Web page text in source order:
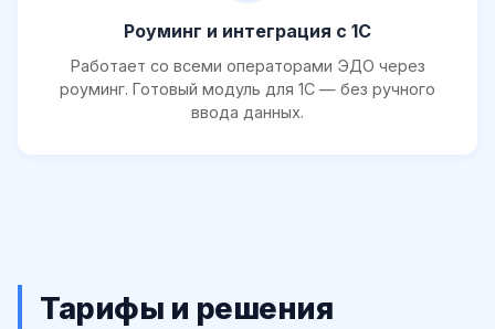
Роуминг и интеграция с 1С
Работает со всеми операторами ЭДО через
роуминг. Готовый модуль для 1С — без ручного
ввода данных.
Тарифы и решения